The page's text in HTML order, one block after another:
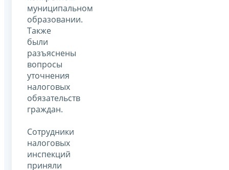
муниципальном
образовании.
Также
были
разъяснены
вопросы
уточнения
налоговых
обязательств
граждан.
Сотрудники
налоговых
инспекций
приняли